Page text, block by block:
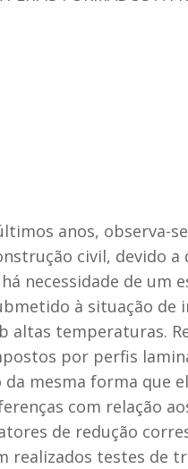
anos, observa-
civil, devido a
necessidade de um
à situação de
temperaturas.
por perfis
da mesma forma que
com relação
de redução
realizados testes de